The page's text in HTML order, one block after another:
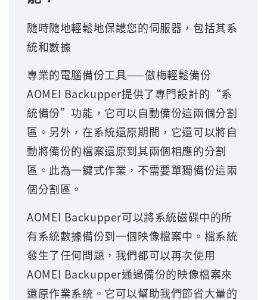
隨時隨地輕鬆地保護您的伺服器，包括其系
統和數據
專業的電腦備份工具——傲梅輕鬆備份
AOMEI Backupper提供了專門設計的“系
統備份”功能，它可以自動備份這兩個分割
區。另外，在系統還原期間，它還可以將自
動將備份的檔案還原到其兩個相應的分割
區。此為一鍵式作業，不需要單獨備份這兩
個分割區。
AOMEI Backupper可以將系統磁碟中的所
有系統數據備份到一個映像檔案中。檔系統
發生了任何問題，我們都可以再次使用
AOMEI Backupper通過備份的映像檔案來
還原作業系統。它可以幫助我們節省大量的